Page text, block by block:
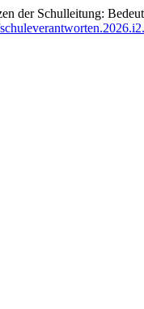
der Schulleitung: